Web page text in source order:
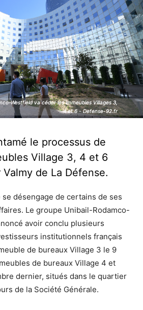
Westfield va céder les immeubles Villages 3,
4 et 6 - Defense-92.fr
Westfield va céder les immeubles Villages 3,
4 et 6 - Defense-92.fr
le processus de
Village 3, 4 et 6
de La Défense.
désengage de certains de ses
Le groupe Unibail-Rodamco-
avoir conclu plusieurs
institutionnels français
de bureaux Village 3 le 9
de bureaux Village 4 et
dernier, situés dans le quartier
de la Société Générale.